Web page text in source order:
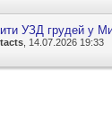
УЗД грудей у
, 14.07.2026 19:33